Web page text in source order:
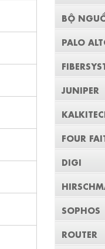
BỘ
PALO
JUNIPER
FOUR
DIGI
SOPHOS
ROUTER